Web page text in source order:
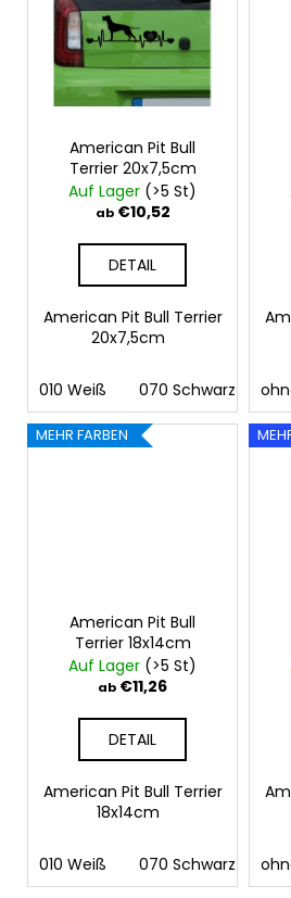
American Pit Bull
Terrier 20x7,5cm
Auf Lager (>5 St)
ab€10,52
DETAIL
American Pit Bull Terrier
20x7,5cm
010 Weiß 070 Schwarz
MEHR FARBEN
American Pit Bull
Terrier 18x14cm
Auf Lager (>5 St)
ab €11,26
DETAIL
American Pit Bull Terrier
18x14cm
010 Weiß 070 Schwarz